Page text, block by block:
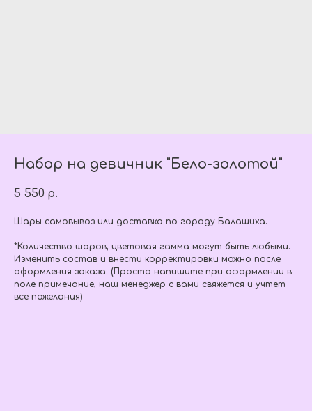
Набор на девичник "Бело-золотой"
5 550 р.
Шары самовывоз или доставка по городу Балашиха.
*Количество шаров, цветовая гамма могут быть любыми.
Изменить состав и внести корректировки можно после
оформления заказа. (Просто напишите при оформлении в
поле примечание, наш менеджер с вами свяжется и учтет
все пожелания)